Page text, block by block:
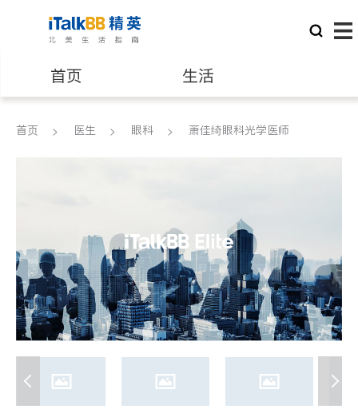
首页 生活
医生 律师
养老 非盈利组织
首页 医生 眼科 萧佳绮眼科光学医师